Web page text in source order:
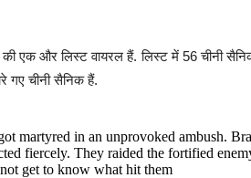
की एक और लिस्ट वायरल हैं. लिस्ट में 56 चीनी
गए चीनी सैनिक हैं.
martyred in an unprovoked ambush.
fiercely. They raided the fortified
get to know what hit them